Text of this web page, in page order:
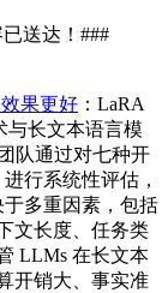
送达！###
果更好 ：LaRA
与长文本语言模
队通过对七种开
行系统性评估，
多重因素，包括
文长度、任务类
LLMs 在长文本
开销大、事实准